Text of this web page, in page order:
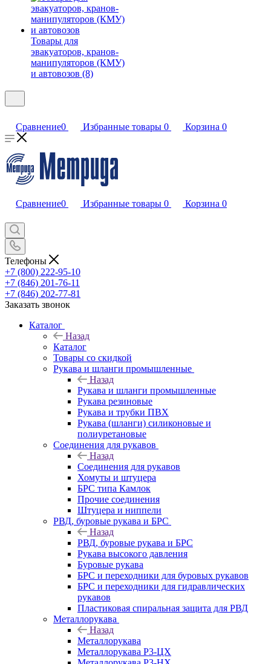
Товары для
эвакуаторов, кранов-
манипуляторов (КМУ)
и автовозов (8)
Сравнение0 Избранные товары 0 Корзина 0
Сравнение0 Избранные товары 0 Корзина 0
Телефоны
+7 (800) 222-95-10
+7 (846) 201-76-11
+7 (846) 202-77-81
Заказать звонок
Каталог
Назад
Каталог
Товары со скидкой
Рукава и шланги промышленные
Назад
Рукава и шланги промышленные
Рукава резиновые
Рукава и трубки ПВХ
Рукава (шланги) силиконовые и
полиуретановые
Соединения для рукавов
Назад
Соединения для рукавов
Хомуты и штуцера
БРС типа Камлок
Прочие соединения
Штуцера и ниппели
РВД, буровые рукава и БРС
Назад
РВД, буровые рукава и БРС
Рукава высокого давления
Буровые рукава
БРС и переходники для буровых рукавов
БРС и переходники для гидравлических
рукавов
Пластиковая спиральная защита для РВД
Металлорукава
Назад
Металлорукава
Металлорукава Р3-ЦХ